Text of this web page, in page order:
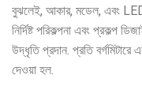
বুঝলেই, আকার, মডেল, এবং LED
নির্দিষ্ট পরিকল্পনা এবং প্রকল্প
উদ্ধৃতি প্রদান. প্রতি
দেওয়া হল.